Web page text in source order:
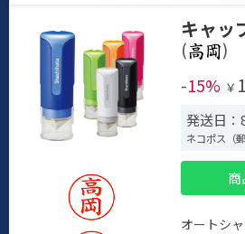
キャッ
(
)
-15% ￥
発送日：
ネコポス（
オートシ